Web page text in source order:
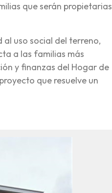
que serán propietarias
al uso social del terreno,
a las familias más
y finanzas del Hogar de
que resuelve un